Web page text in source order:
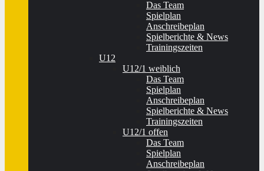
Das Team
Spielplan
Anschreibeplan
Spielberichte & News
Trainingszeiten
U12
U12/1 weiblich
Das Team
Spielplan
Anschreibeplan
Spielberichte & News
Trainingszeiten
U12/1 offen
Das Team
Spielplan
Anschreibeplan